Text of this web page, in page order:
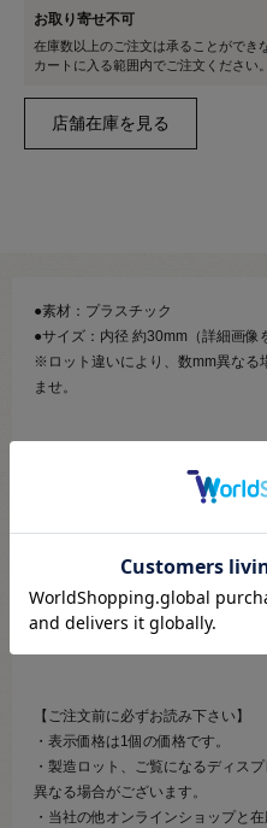
お取り寄せ不可
在庫数以上のご注文は承ることができ
カートに入る範囲内でご注文ください。
●素材：プラスチック
●サイズ：内径 約30mm（詳細画像
※ロット違いにより、数mm異なる
ませ。
定番タイプのプラスチックバック
す。
ピンは別途販売中で、ペンチを使
最適のピンは品番「KP5N」の
【ご注文前に必ずお読み下さい】
・表示価格は1個の価格です。
・製造ロット、ご覧になるディス
異なる場合がございます。
・当社の他オンラインショップと